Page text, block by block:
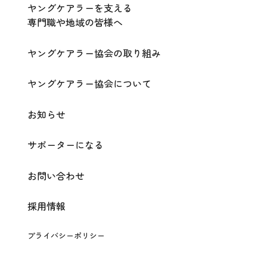
ヤングケアラーを支える
専門職や地域の皆様へ
ヤングケアラー協会の取り組み
ヤングケアラー協会について
お知らせ
サポーターになる
お問い合わせ
採用情報
プライバシーポリシー